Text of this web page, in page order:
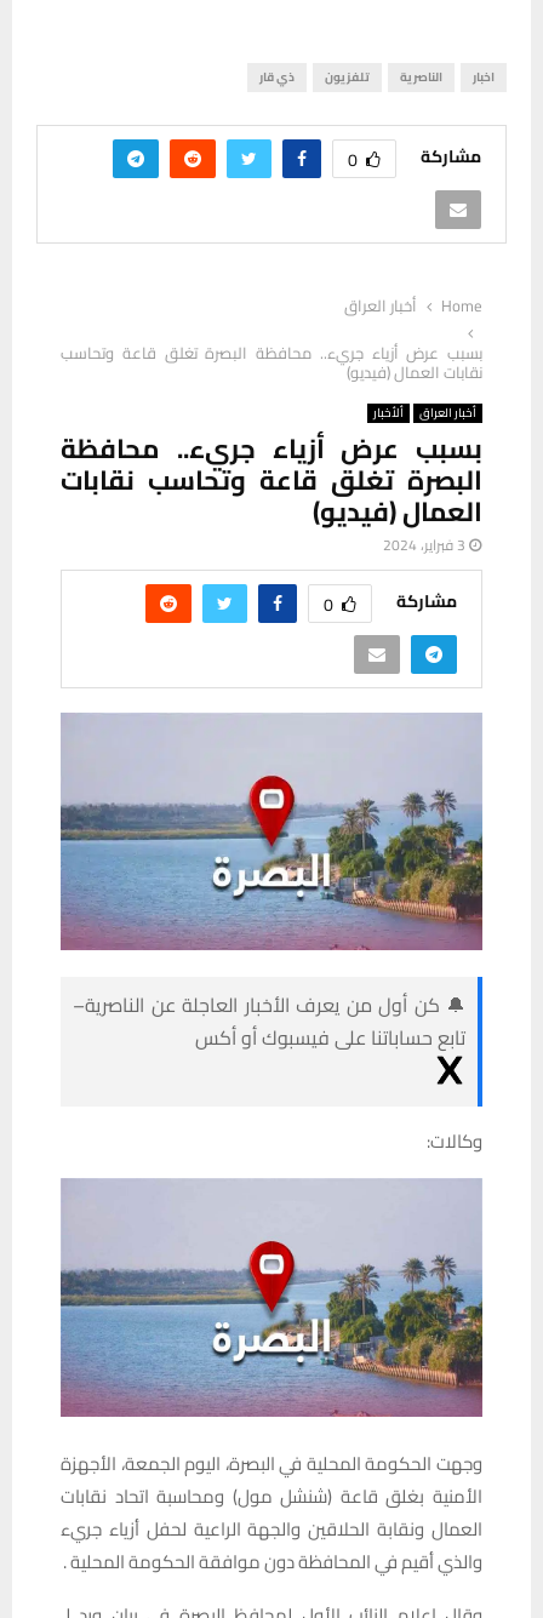
اخبار الناصرية تلفزيون ذي قار
مشاركة 0
Home
أخبار العراق
بسبب عرض أزياء جريء.. محافظة البصرة تغلق قاعة وتحاسب
نقابات العمال (فيديو)
أخبار العراق ألأخبار
بسبب عرض أزياء جريء.. محافظة
البصرة تغلق قاعة وتحاسب نقابات
العمال (فيديو)
3 فبراير، 2024
مشاركة 0
🔔 كن أول من يعرف الأخبار العاجلة عن الناصرية–
تابع حساباتنا على فيسبوك أو أكس
وكالات:
وجهت الحكومة المحلية في البصرة، اليوم الجمعة، الأجهزة
الأمنية بغلق قاعة (شنشل مول) ومحاسبة اتحاد نقابات
العمال ونقابة الحلاقين والجهة الراعية لحفل أزياء جريء
والذي أقيم في المحافظة دون موافقة الحكومة المحلية .